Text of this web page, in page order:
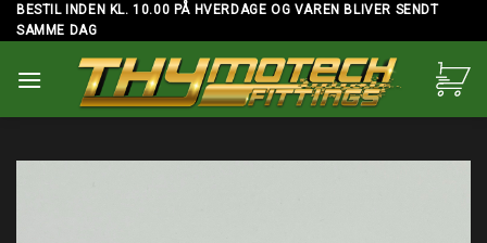
Skip
to
BESTIL INDEN KL. 10.00 PÅ HVERDAGE OG VAREN BLIVER SENDT
SAMME DAG